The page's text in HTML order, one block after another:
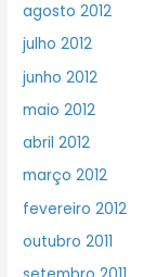
agosto 2012
julho 2012
junho 2012
maio 2012
abril 2012
março 2012
fevereiro 2012
outubro 2011